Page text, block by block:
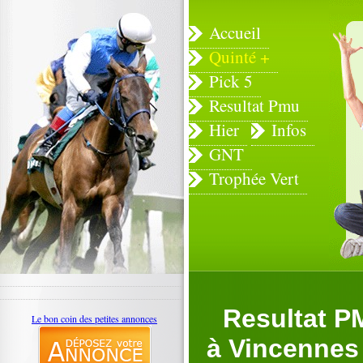
Accueil
Quinté +
Pick 5
Resultat Pmu
Hier
Infos
GNT
Trophée Vert
Resultat
à
Le bon coin des petites annonces